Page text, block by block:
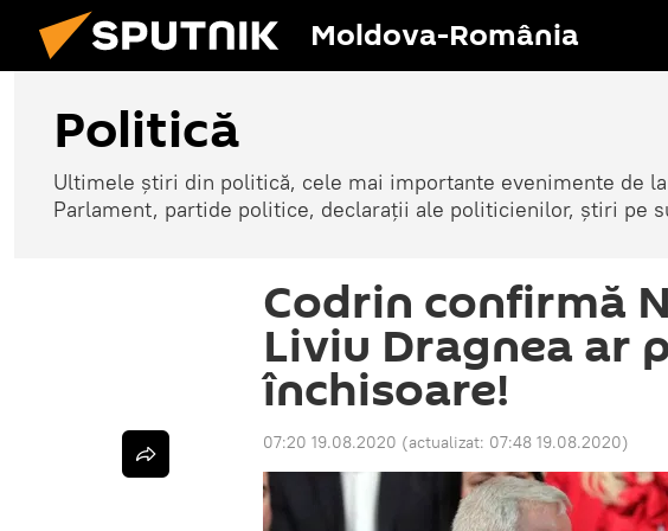
Moldova-România
Politică
Ultimele știri din politică, cele mai importante evenimente de
Parlament, partide politice, declarații ale politicienilor, știri pe
Codrin confirmă
Liviu Dragnea ar
închisoare!
07:20 19.08.2020 (actualizat: 07:48 19.08.2020)